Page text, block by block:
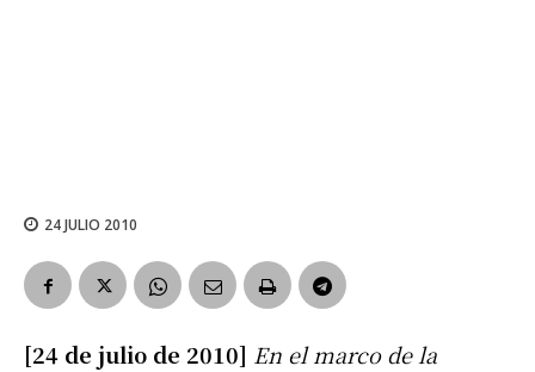
24 JULIO 2010
[24 de julio de 2010] En el marco de la